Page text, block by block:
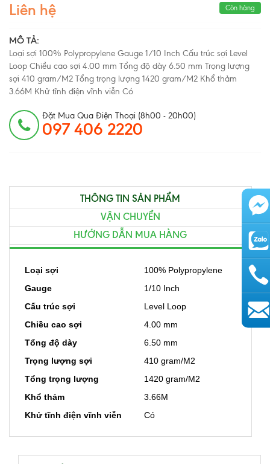
Liên hệ Còn hàng
MÔ TẢ:
Loại sợi 100% Polypropylene Gauge 1/10 Inch Cấu trúc sợi Level
Loop Chiều cao sợi 4.00 mm Tổng độ dày 6.50 mm Trọng lượng
sợi 410 gram/M2 Tổng trọng lượng 1420 gram/M2 Khổ thảm
3.66M Khử tĩnh điện vĩnh viễn Có
Đặt Mua Qua Điện Thoại (8h00 - 20h00)
097 406 2220
THÔNG TIN SẢN PHẨM
VẬN CHUYỂN
HƯỚNG DẪN MUA HÀNG
Loại sợi
100% Polypropylene
Gauge
1/10 Inch
Cấu trúc sợi
Level Loop
Chiều cao sợi
4.00 mm
Tổng độ dày
6.50 mm
Trọng lượng sợi
410 gram/M2
Tổng trọng lượng
1420 gram/M2
Khổ thảm
3.66M
Khử tĩnh điện vĩnh viễn
Có